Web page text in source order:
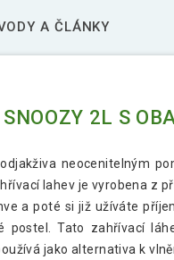
A ČLÁNKY
2L S
neocenitelným
lahev je vyrobena z
a poté si již užíváte
Tato zahřívací
jako alternativa k